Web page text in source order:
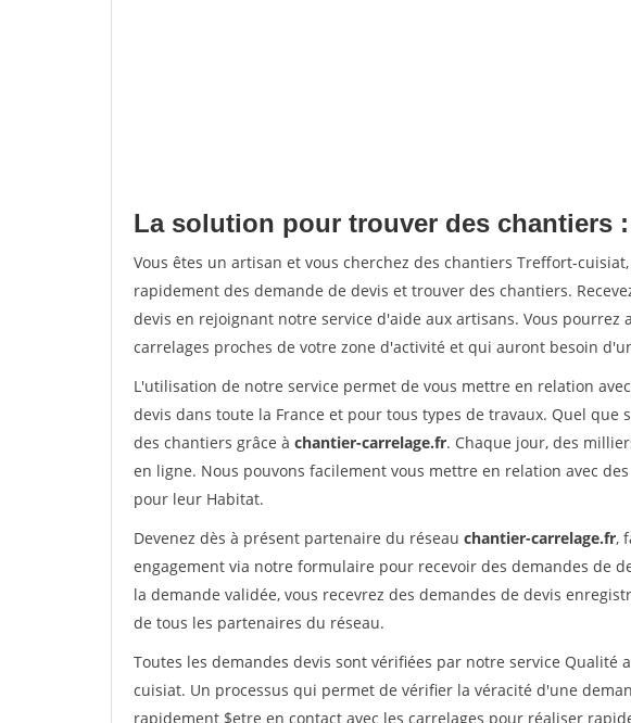
La solution pour trouver des chantiers
Vous êtes un artisan et vous cherchez des chantiers Treffort-
rapidement des demande de devis et trouver des chantiers.
devis en rejoignant notre service d'aide aux artisans. Vous pourrez
carrelages proches de votre zone d'activité et qui auront besoin
L'utilisation de notre service permet de vous mettre en relation
devis dans toute la France et pour tous types de travaux. Quel que
des chantiers grâce à chantier-carrelage.fr. Chaque jour, des
en ligne. Nous pouvons facilement vous mettre en relation avec
pour leur Habitat.
Devenez dès à présent partenaire du réseau chantier-carrelage.fr,
engagement via notre formulaire pour recevoir des demandes de
la demande validée, vous recevrez des demandes de devis
de tous les partenaires du réseau.
Toutes les demandes devis sont vérifiées par notre service Qualité
cuisiat. Un processus qui permet de vérifier la véracité d'une
rapidement $etre en contact avec les carrelages pour réaliser